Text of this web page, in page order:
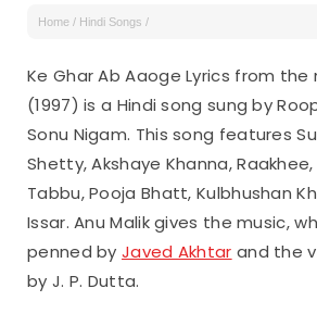
LyricsHome / Hindi Songs /
Ke Ghar Ab Aaoge Lyrics from the
(1997) is a Hindi song sung by
Sonu Nigam. This song features
Shetty, Akshaye Khanna,
Tabbu, Pooja Bhatt, Kulbhushan
Issar. Anu Malik gives the music,
penned byJaved Akhtar and the
by J. P. Dutta.